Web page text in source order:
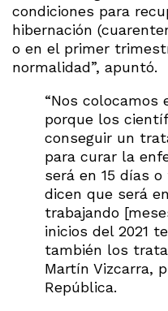
condiciones para
hibernación
o en el primer
normalidad”, apuntó.
“Nos colocamos
porque los
conseguir un
para curar la
será en 15 días
dicen que será
trabajando
inicios del 2021
también los
Martín Vizcarra,
República.